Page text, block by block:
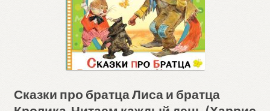
Сказки про братца Лиса и братца